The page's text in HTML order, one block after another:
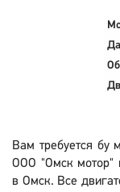
Вам требуется бу
ООО "Омск мотор"
в Омск. Все